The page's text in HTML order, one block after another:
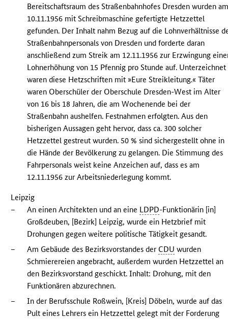
Bereitschaftsraum des Straßenbahnhofes Dresden wurden
10.11.1956 mit Schreibmaschine gefertigte Hetzzettel
gefunden. Der Inhalt nahm Bezug auf die Lohnverhältnisse
Straßenbahnpersonals von Dresden und forderte daran
anschließend zum Streik am 12.11.1956 zur Erzwingung
Lohnerhöhung von 15 Pfennig pro Stunde auf. Unterzeichnet
waren diese Hetzschriften mit »Eure Streikleitung.« Täter
waren Oberschüler der Oberschule Dresden-West im Alter
von 16 bis 18 Jahren, die am Wochenende bei der
Straßenbahn aushelfen. Festnahmen erfolgten. Aus den
bisherigen Aussagen geht hervor, dass ca. 300 solcher
Hetzzettel gestreut wurden. 50 % sind sichergestellt ohne in
die Hände der Bevölkerung zu gelangen. Die Stimmung des
Fahrpersonals weist keine Anzeichen auf, dass es am
12.11.1956 zur Arbeitsniederlegung kommt.
Leipzig
–
An einen Architekten und an eine LDPD-Funktionärin [in]
Großdeuben, [Bezirk] Leipzig, wurde ein Hetzbrief mit
Drohungen gegen weitere politische Tätigkeit gesandt.
–
Am Gebäude des Bezirksvorstandes der CDU wurden
Schmierereien angebracht, außerdem wurden Hetzzettel an
den Bezirksvorstand geschickt. Inhalt: Drohung, mit den
Funktionären abzurechnen.
–
In der Berufsschule Roßwein, [Kreis] Döbeln, wurde auf das
Pult eines Lehrers ein Hetzzettel gelegt mit der Forderung